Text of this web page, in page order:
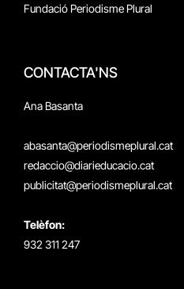
Fundació Periodisme Plural
CONTACTA'NS
Ana Basanta
abasanta@periodismeplural.cat
redaccio@diarieducacio.cat
publicitat@periodismeplural.cat
Telèfon:
932 311 247